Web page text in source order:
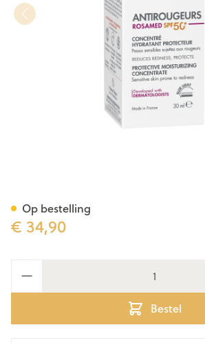
€ 34,90
Bestel
Op bestelling